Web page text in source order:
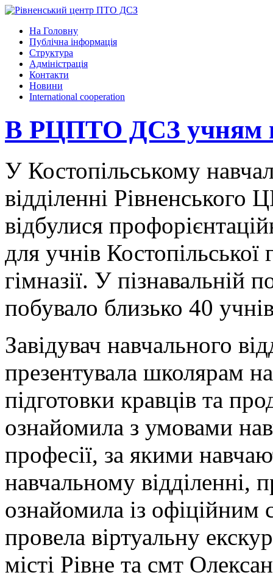
На Головну
Публічна інформація
Структура
Адміністрація
Контакти
Новини
International cooperation
В РЦПТО ДСЗ учням
У Костопільському
відділенні
відбулися
для учнів Костопільської
гімназії. У пізнавальній
побувало близько 40
Завідувач навчального
презентувала школярам
підготовки кравців та
ознайомила з умовами
професії, за якими
навчальному відділенні,
ознайомила із
провела віртуальну
місті Рівне та смт